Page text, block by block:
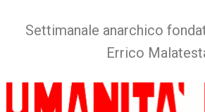
Settimanale anarchico
Errico